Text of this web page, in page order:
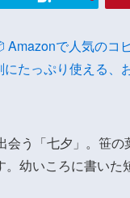
Amazonで人気のコ
たっぷり使える、
う「七夕」。笹
幼いころに書い